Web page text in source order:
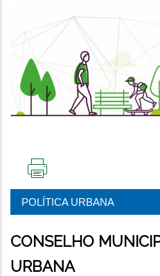
ESTA
PÁGINA
POLÍTICA URBANA
CONSELHO
URBANA